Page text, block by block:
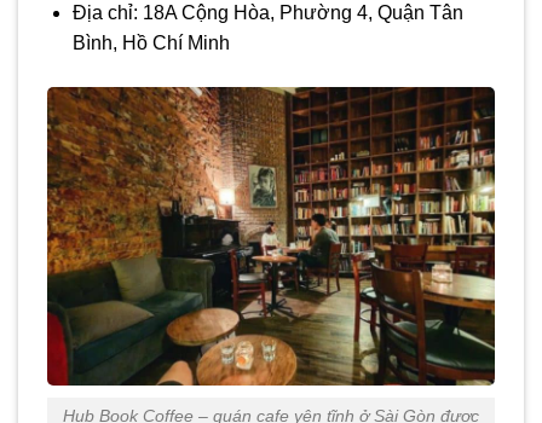
Địa chỉ: 18A Cộng Hòa, Phường 4, Quận Tân
Bình, Hồ Chí Minh
Hub Book Coffee – quán cafe yên tĩnh ở Sài Gòn được